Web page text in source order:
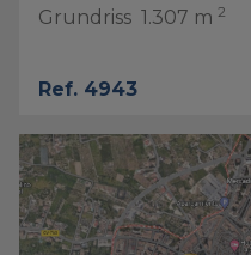
Grundriss 1.307 m 2
Ref. 4943